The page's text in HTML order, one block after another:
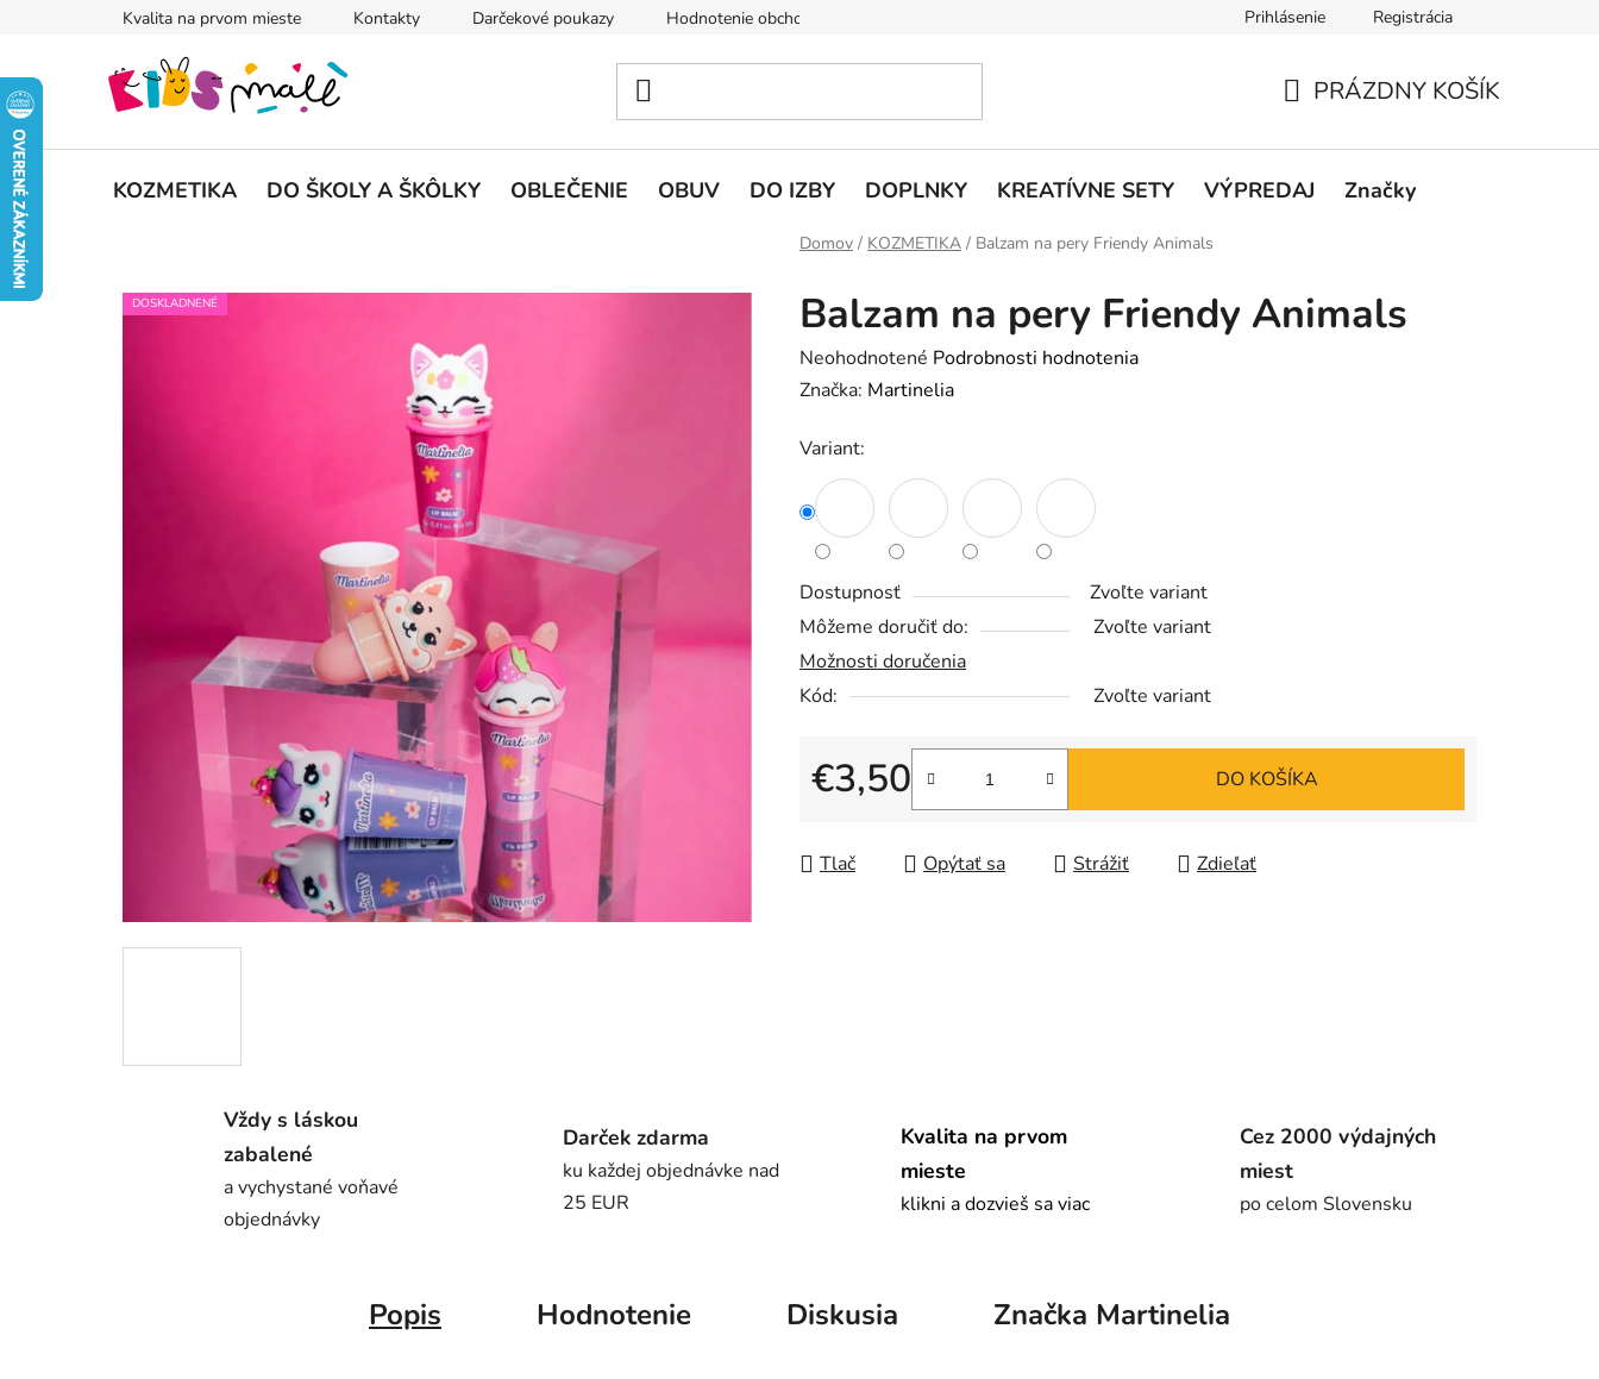
Kvalita na prvom mieste Kontakty Darčekové poukazy Hodnotenie obchodu Podmienky ochrany osobných údajov
Prihlásenie Registrácia
KOŠÍK
PRÁZDNY KOŠÍK
KOZMETIKA DO ŠKOLY A ŠKÔLKY OBLEČENIE OBUV DO IZBY DOPLNKY KREATÍVNE SETY VÝPREDAJ Značky
Domov / KOZMETIKA / Balzam na pery Friendy Animals
Balzam na pery Friendy Animals
Priemerné
hodnotenie
je
0,0
z
hviezdičiek.
Neohodnotené Podrobnosti hodnotenia
Značka: Martinelia
Variant:
Dostupnosť
Zvoľte variant
Môžeme doručiť do:
Zvoľte variant
Možnosti doručenia
Kód:
Zvoľte variant
€3,50
Jednotková cena:
DO KOŠÍKA
Tlač Opýtať sa Strážiť Zdieľať
DOSKLADNENÉ
Vždy s láskou
zabalené
a vychystané voňavé
objednávky
Darček zdarma
ku každej objednávke nad
25 EUR
Kvalita na prvom
mieste
klikni a dozvieš sa viac
Cez 2000 výdajných
miest
po celom Slovensku
Popis Hodnotenie Diskusia Značka Martinelia